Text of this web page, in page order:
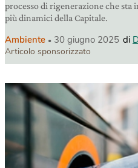
processo di rigenerazione che sta
più dinamici della Capitale.
Ambiente 30 giugno 2025 di
Articolo sponsorizzato